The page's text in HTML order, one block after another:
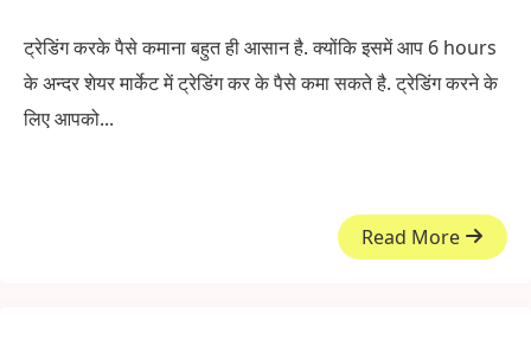
ट्रेडिंग करके पैसे कमाना बहुत ही आसान है. क्योंकि इसमें आप 6 hours
के अन्दर शेयर मार्केट में ट्रेडिंग कर के पैसे कमा सकते है. ट्रेडिंग करने के
लिए आपको...
Read More